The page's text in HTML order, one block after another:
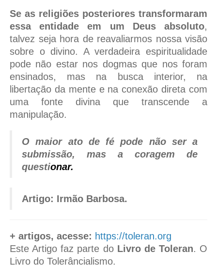
Se as religiões posteriores transformaram
essa entidade em um Deus absoluto,
talvez seja hora de reavaliarmos nossa visão
sobre o divino. A verdadeira espiritualidade
pode não estar nos dogmas que nos foram
ensinados, mas na busca interior, na
libertação da mente e na conexão direta com
uma fonte divina que transcende a
manipulação.
O maior ato de fé pode não ser a
submissão, mas a coragem de
questionar.
Artigo: Irmão Barbosa.
+ artigos, acesse: https://toleran.org
Este Artigo faz parte do Livro de Toleran. O
Livro do Tolerâncialismo.